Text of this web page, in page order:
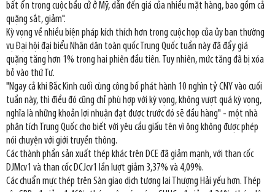
bất ổn trong cuộc bầu cử ở Mỹ, dẫn đến giá của nhiều mặt hàng, bao gồm cả
quặng sắt, giảm".
Kỳ vọng về nhiều biện pháp kích thích hơn trong cuộc họp của ủy ban thường
vụ Đại hội đại biểu Nhân dân toàn quốc Trung Quốc tuần này đã đẩy giá
quặng tăng hơn 1% trong hai phiên đầu tiên. Tuy nhiên, mức tăng đã bị xóa
bỏ vào thứ Tư.
"Ngay cả khi Bắc Kinh cuối cùng công bố phát hành 10 nghìn tỷ CNY vào cuối
tuần này, thì điều đó cũng chỉ phù hợp với kỳ vọng, không vượt quá kỳ vọng,
nghĩa là những khoản lợi nhuận đạt được trước đó sẽ đầu hàng" - một nhà
phân tích Trung Quốc cho biết với yêu cầu giấu tên vì ông không được phép
nói chuyện với giới truyền thông.
Các thành phần sản xuất thép khác trên DCE đã giảm mạnh, với than cốc
DJMcv1 và than cốc DCJcv1 lần lượt giảm 3,37% và 4,09%.
Các chuẩn mực thép trên Sàn giao dịch tương lai Thượng Hải yếu hơn. Thép